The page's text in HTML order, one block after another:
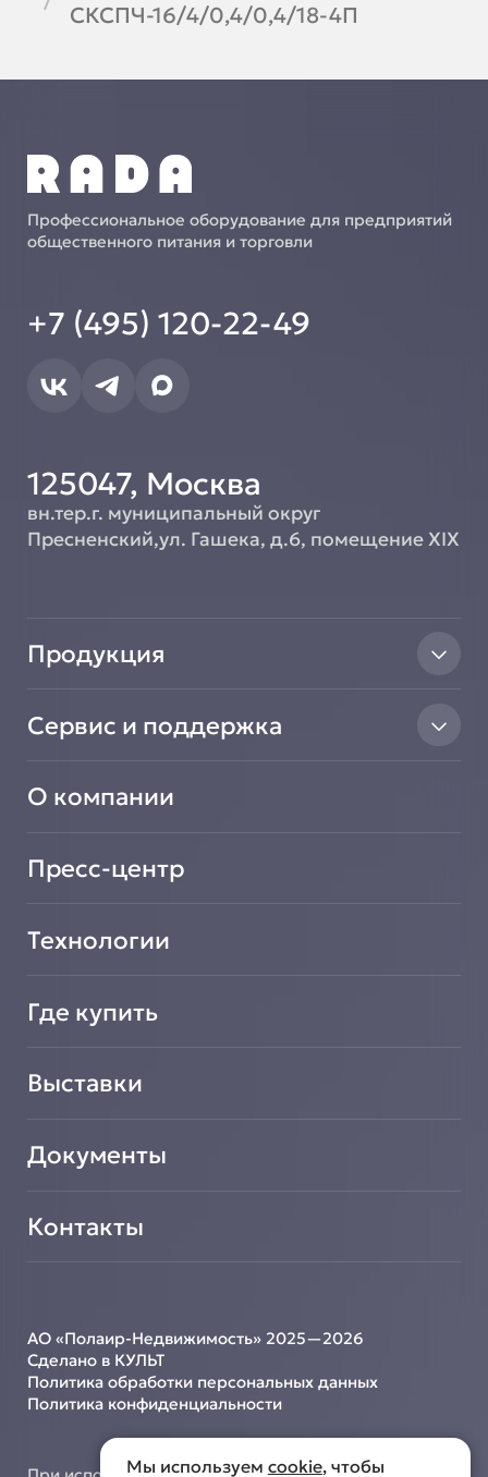
СКСПЧ-16/4/0,4/0,4/18-4П
Профессиональное оборудование для предприятий
общественного питания и торговли
+7 (495) 120-22-49
125047, Москва
вн.тер.г. муниципальный округ
Пресненский,ул. Гашека, д.6, помещение XIX
АО «Полаир-Недвижимость» 2025—2026
Сделано в КУЛЬТ
Политика обработки персональных данных
Политика конфиденциальности
Продукция
Линии раздачи
Вентиляционное оборудование
Транспортировочные решения
Сервис и поддержка
Сообщить о неисправности оборудования
Подать заявку на сотрудничество
О компании
Пресс-центр
Технологии
Где купить
Выставки
Документы
Контакты
Мы используем cookie, чтобы